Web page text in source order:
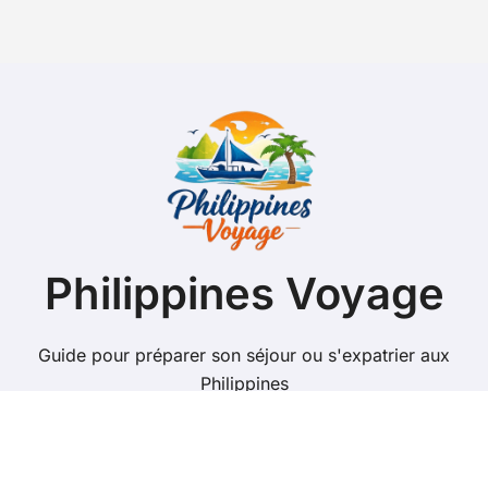
Philippines Voyage
Guide pour préparer son séjour ou s'expatrier aux
Philippines